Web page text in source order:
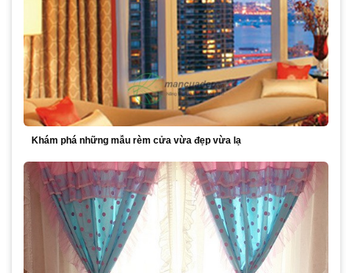
Khám phá những mẫu rèm cửa vừa đẹp vừa lạ